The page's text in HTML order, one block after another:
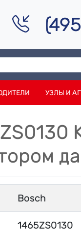
УЗЛЫ И
Bosch
1465ZS0130